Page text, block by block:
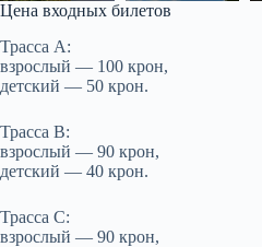
Цена входных билетов
Трасса А:
взрослый — 100 крон,
детский — 50 крон.
Трасса В:
взрослый — 90 крон,
детский — 40 крон.
Трасса С:
взрослый — 90 крон,